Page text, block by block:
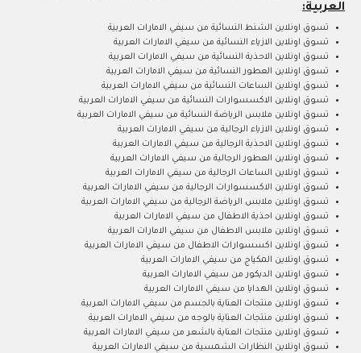
العربية:
تسوق اونلاين الشنط النسائية من سيفي الامارات العربية
تسوق اونلاين الازياء النسائية من سيفي الامارات العربية
تسوق اونلاين الاحذية النسائية من سيفي الامارات العربية
تسوق اونلاين العطور النسائية من سيفي الامارات العربية
تسوق اونلاين الساعات النسائية من سيفي الامارات العربية
تسوق اونلاين الاكسسوارات النسائية من سيفي الامارات العربية
تسوق اونلاين ملابس الرياضة النسائية من سيفي الامارات العربية
تسوق اونلاين الازياء الرجالية من سيفي الامارات العربية
تسوق اونلاين الاحذية الرجالية من سيفي الامارات العربية
تسوق اونلاين العطور الرجالية من سيفي الامارات العربية
تسوق اونلاين الساعات الرجالية من سيفي الامارات العربية
تسوق اونلاين الاكسسوارات الرجالية من سيفي الامارات العربية
تسوق اونلاين ملابس الرياضة الرجالية من سيفي الامارات العربية
تسوق اونلاين احذية الاطفال من سيفي الامارات العربية
تسوق اونلاين ملابس الاطفال من سيفي الامارات العربية
تسوق اونلاين اكسسوارات الاطفال من سيفي الامارات العربية
تسوق اونلاين المكياج من سيفي الامارات العربية
تسوق اونلاين الديكور من سيفي الامارات العربية
تسوق اونلاين الهدايا من سيفي الامارات العربية
تسوق اونلاين منتجات العناية بالجسم من سيفي الامارات العربية
تسوق اونلاين منتجات العناية بالوجه من سيفي الامارات العربية
تسوق اونلاين منتجات العناية بالشعر من سيفي الامارات العربية
تسوق اونلاين النظارات الشمسية من سيفي الامارات العربية